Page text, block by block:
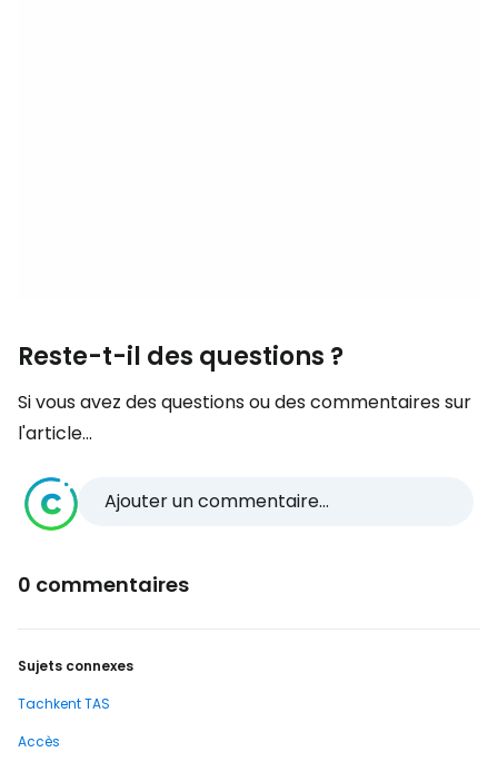
Reste-t-il des questions ?
Si vous avez des questions ou des commentaires sur
l'article...
Ajouter un commentaire...
0 commentaires
Sujets connexes
Tachkent TAS
Accès